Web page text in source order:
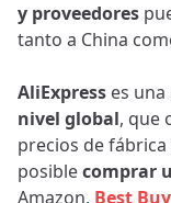
y proveedores
tanto a China
AliExpress es
nivel global, que
precios de fábrica
posiblecomprar
Amazon, Best Buy